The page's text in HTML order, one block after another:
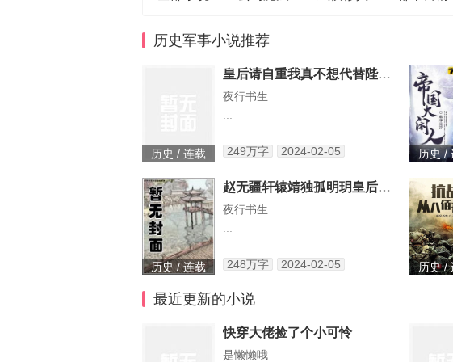
历史军事小说推荐
历史 / 连载
皇后请自重我真不想代替陛下呀赵无疆轩辕靖独孤明玥
夜行书生
249万字 2024-02-05 历史 /
历史 / 连载
赵无疆轩辕靖独孤明玥皇后请自重我真不想代替陛下呀最新章节在线
夜行书生
248万字 2024-02-05 历史 /
最近更新的小说
快穿大佬捡了个小可怜
是懒懒哦